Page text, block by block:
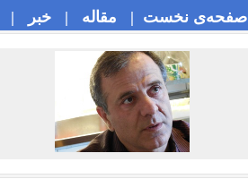
صفحه‌ی نخست | مقاله | خبر |